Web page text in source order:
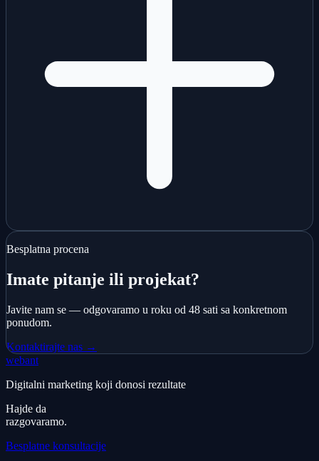
Besplatna procena
Imate pitanje ili projekat?
Javite nam se — odgovaramo u roku od 48 sati sa konkretnom
ponudom.
Kontaktirajte nas →
webant
Digitalni marketing koji donosi rezultate
Hajde da
razgovaramo.
Besplatne konsultacije